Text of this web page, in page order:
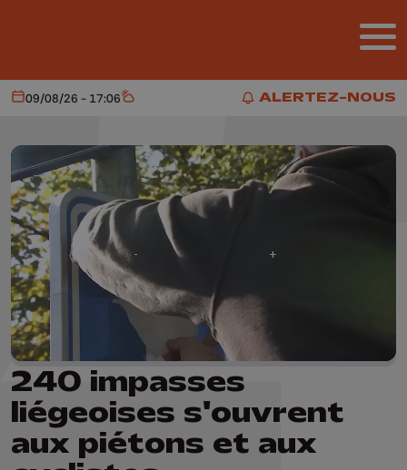
ALERTEZ-NOUS
ALERTEZ-NOUS
Aujourd'hui
09/08/26 - 17:06 Météo
240 impasses
liégeoises s'ouvrent
aux piétons et aux